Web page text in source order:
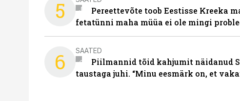
5
Pereettevõte toob Eestisse Kreeka
fetatünni maha müüa ei ole mingi
6 SAATED
Piilmannid tõid kahjumit näidanud
taustaga juhi. “Minu eesmärk on, et